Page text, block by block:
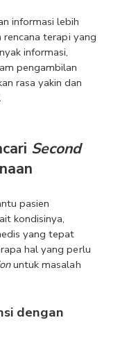
informasi lebih
terapi yang
informasi,
pengambilan
rasa yakin dan
Second
pasien
kondisinya,
yang tepat
hal yang perlu
untuk masalah
dengan